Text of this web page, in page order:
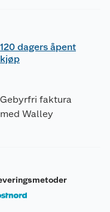
120 dagers åpent
kjøp
Gebyrfri faktura
med Walley